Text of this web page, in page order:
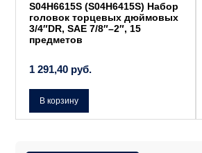
S04H6615S (S04H6415S) Набор
головок торцевых дюймовых
3/4″DR, SAE 7/8″–2″, 15
предметов
1 291,40 руб.
В корзину